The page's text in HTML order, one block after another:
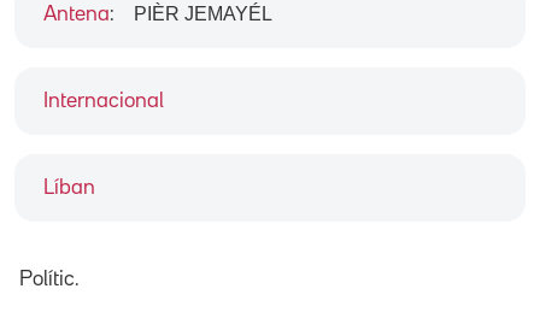
Internacional
Líban
Antena: PIÈR JEMAYÉL
Polític.